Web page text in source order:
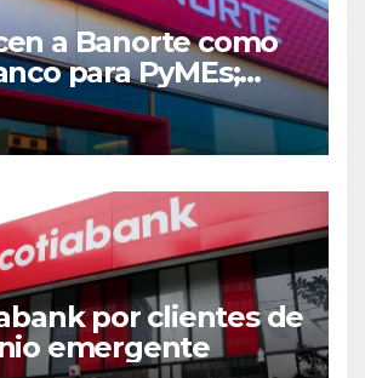
a Banorte como
para PyMEs;
del mercado
por clientes de
emergente